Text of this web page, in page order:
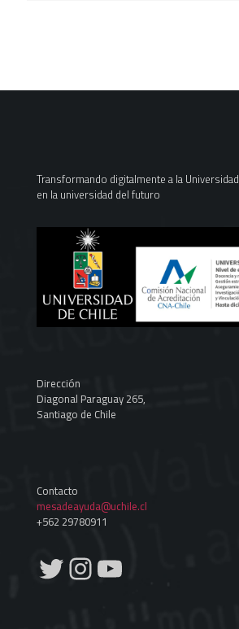
Transformando digitalmente a la
en la universidad del futuro
Dirección
Diagonal Paraguay 265,
Santiago de Chile
Contacto
mesadeayuda@uchile.cl
+562 29780911
Twitter
Instagram
YouTube